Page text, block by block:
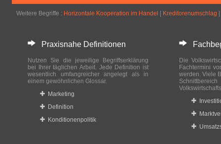
Weitere Begriffe : Horizontale Kooperation im Handel Kreditorenumschlag
Praxisnahe Definitionen
Nutzen Sie die jeweilige Begriffserklärung
bei Ihrer täglichen Arbeit. Jede Definition ist
wesentlich umfangreicher angelegt als in
einem gewöhnlichen Glossar.
Marketing
Definition
Konditionenpolitik
Die
Fachtermini
werden. Viele